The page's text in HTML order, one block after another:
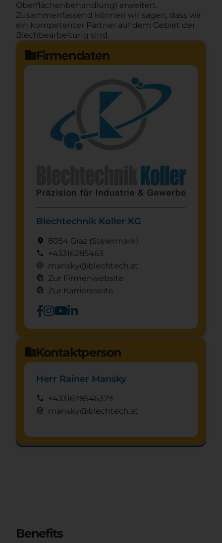
Oberflächenbehandlung) erweitert.
Zusammenfassend können wir sagen, dass wir
ein kompetenter Partner auf dem Gebiet der
Blechbearbeitung sind.
domainFirmendaten
Blechtechnik Koller KG
location_on 8054 Graz (Steier­mark)
call +43316285463
alternate_email mansky@blechtech.at
captive_portal Zur Firmenwebsite
captive_portal Zur Karriereseite
domainKontaktperson
Herr Rainer Mansky
call +4331628546379
alternate_email mansky@blechtech.at
Benefits